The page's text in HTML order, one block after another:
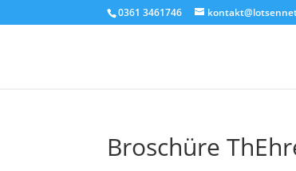
0361 3461746
Broschüre